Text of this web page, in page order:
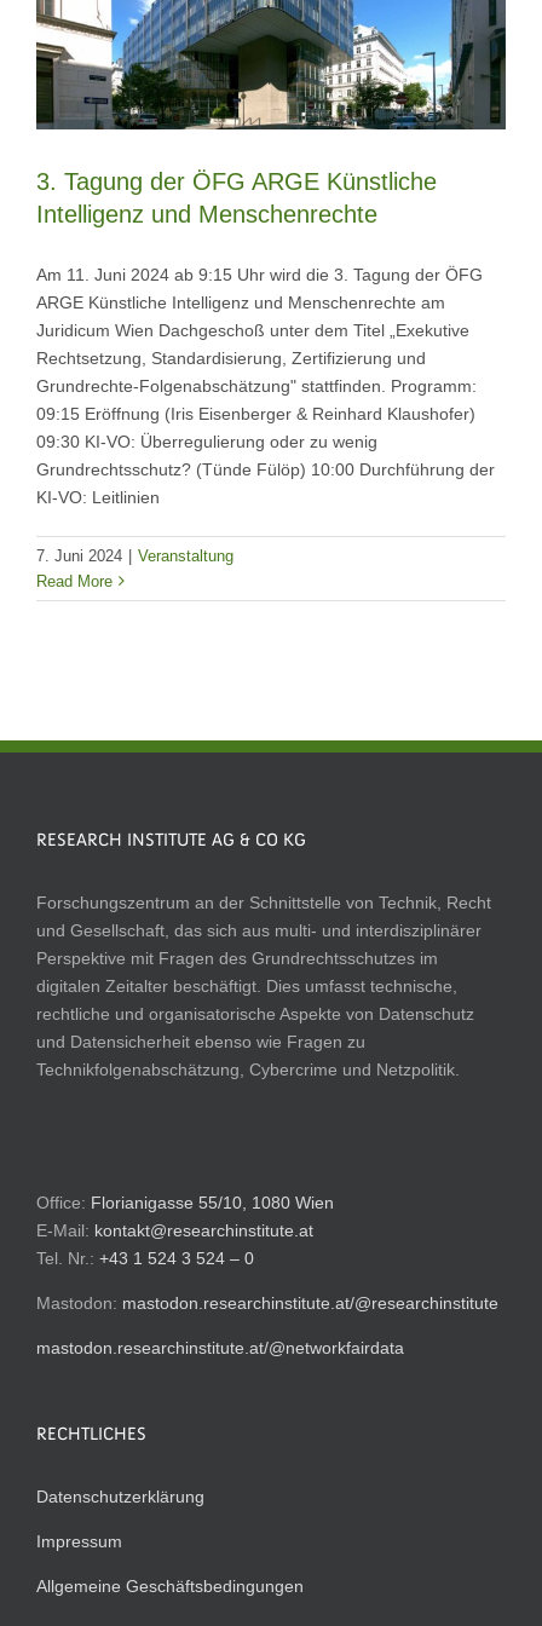
3. Tagung der ÖFG ARGE Künstliche
Intelligenz und Menschenrechte
Am 11. Juni 2024 ab 9:15 Uhr wird die 3. Tagung der ÖFG
ARGE Künstliche Intelligenz und Menschenrechte am
Juridicum Wien Dachgeschoß unter dem Titel „Exekutive
Rechtsetzung, Standardisierung, Zertifizierung und
Grundrechte-Folgenabschätzung" stattfinden. Programm:
09:15 Eröffnung (Iris Eisenberger & Reinhard Klaushofer)
09:30 KI-VO: Überregulierung oder zu wenig
Grundrechtsschutz? (Tünde Fülöp) 10:00 Durchführung der
KI-VO: Leitlinien
7. Juni 2024 | Veranstaltung
Read More
RESEARCH INSTITUTE AG & CO KG
Forschungszentrum an der Schnittstelle von Technik, Recht
und Gesellschaft, das sich aus multi- und interdisziplinärer
Perspektive mit Fragen des Grundrechtsschutzes im
digitalen Zeitalter beschäftigt. Dies umfasst technische,
rechtliche und organisatorische Aspekte von Datenschutz
und Datensicherheit ebenso wie Fragen zu
Technikfolgenabschätzung, Cybercrime und Netzpolitik.
Office: Florianigasse 55/10, 1080 Wien
E-Mail: kontakt@researchinstitute.at
Tel. Nr.: +43 1 524 3 524 – 0
Mastodon: mastodon.researchinstitute.at/@researchinstitute
mastodon.researchinstitute.at/@networkfairdata
RECHTLICHES
Datenschutzerklärung
Impressum
Allgemeine Geschäftsbedingungen